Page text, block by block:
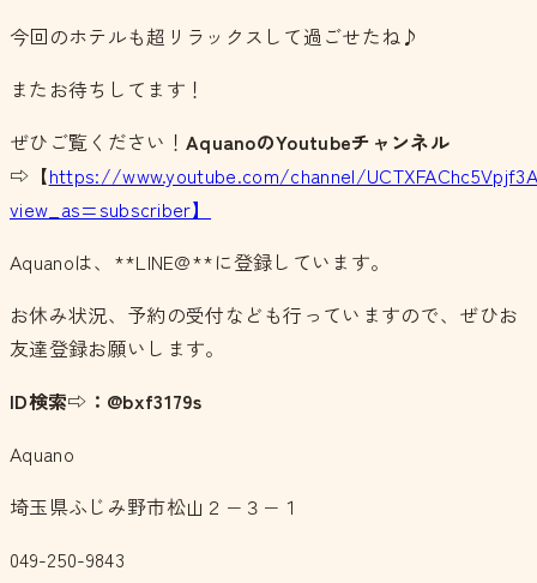
今回のホテルも超リラックスして過ごせたね♪
またお待ちしてます！
ぜひご覧ください！ AquanoのYoutubeチャンネル
⇨【https://www.youtube.com/channel/
view_as=subscriber】
Aquanoは、**LINE@**に登録しています。
お休み状況、予約の受付なども行っていますので、ぜひお
友達登録お願いします。
ID検索⇨：@bxf3179s
Aquano
埼玉県ふじみ野市松山２−３−１
049-250-9843